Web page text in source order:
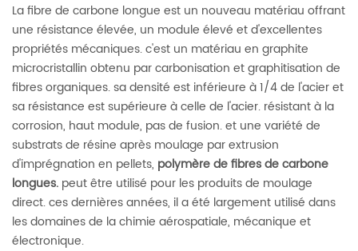
La fibre de carbone longue est un nouveau matériau offrant
une résistance élevée, un module élevé et d'excellentes
propriétés mécaniques. c'est un matériau en graphite
microcristallin obtenu par carbonisation et graphitisation de
fibres organiques. sa densité est inférieure à 1/4 de l'acier et
sa résistance est supérieure à celle de l'acier. résistant à la
corrosion, haut module, pas de fusion. et une variété de
substrats de résine après moulage par extrusion
d'imprégnation en pellets, polymère de fibres de carbone
longues. peut être utilisé pour les produits de moulage
direct. ces dernières années, il a été largement utilisé dans
les domaines de la chimie aérospatiale, mécanique et
électronique.